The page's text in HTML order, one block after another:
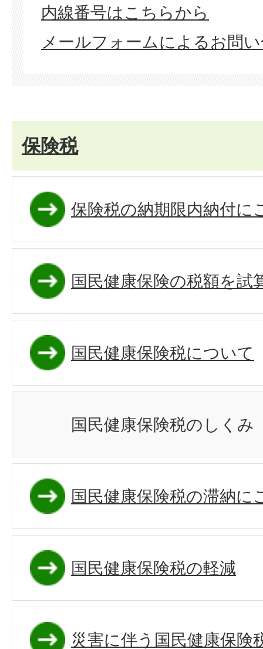
​​​​​​​内線番号はこちらから
メールフォームによるお問
保険税
保険税の納期限内納付に
国民健康保険の税額を試
国民健康保険税について
国民健康保険税のしくみ
国民健康保険税の滞納に
国民健康保険税の軽減
災害に伴う国民健康保険